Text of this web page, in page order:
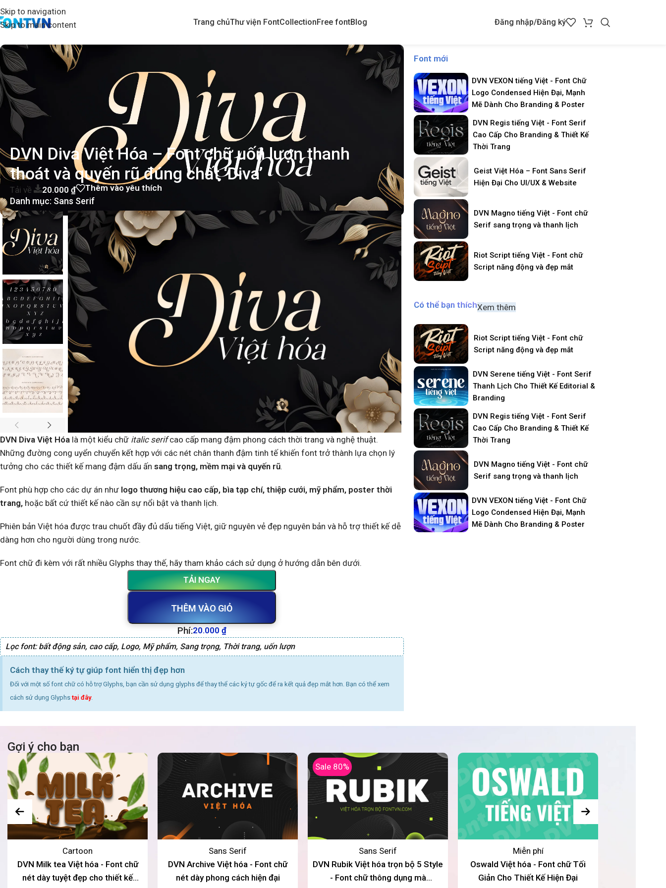
Skip to navigation
Skip to main content
Trang chủThư viện FontCollectionFree fontBlog Đăng nhập/Đăng ký
DVN Diva Việt Hóa – Font chữ uốn lượn thanh
thoát và quyến rũ đúng chất ‘Diva’
Tải về 20.000 ₫ Thêm vào yêu thích
Danh mục: Sans Serif
DVN Diva Việt Hóa là một kiểu chữ italic serifcao cấp mang đậm phong cách thời trang và nghệ thuật.
Những đường cong uyển chuyển kết hợp với các nét chân thanh đậm tinh tế khiến font trở thành lựa chọn lý
tưởng cho các thiết kế mang đậm dấu ấn sang trọng, mềm mại và quyến rũ.
Font phù hợp cho các dự án như logo thương hiệu cao cấp, bìa tạp chí, thiệp cưới, mỹ phẩm, poster thời
trang, hoặc bất cứ thiết kế nào cần sự nổi bật và thanh lịch.
Phiên bản Việt hóa được trau chuốt đầy đủ dấu tiếng Việt, giữ nguyên vẻ đẹp nguyên bản và hỗ trợ thiết kế dễ
dàng hơn cho người dùng trong nước.
Font chữ đi kèm với rất nhiều Glyphs thay thế, hãy tham khảo cách sử dụng ở hướng dẫn bên dưới.
THÊM VÀO GIỎ
TẢI NGAY
Phí:20.000 ₫
Lọc font: bất động sản, cao cấp, Logo, Mỹ phẩm, Sang trọng, Thời trang, uốn lượn
Cách thay thế ký tự giúp font hiển thị đẹp hơn
Đối với một số font chữ có hỗ trợ Glyphs, bạn cần sử dụng glyphs để thay thể các ký tự gốc để ra kết quả đẹp mắt hơn. Bạn có thể xem
cách sử dụng Glyphs tại đây.
Font mới
DVN VEXON tiếng Việt - Font Chữ
Logo Condensed Hiện Đại, Mạnh
Mẽ Dành Cho Branding & Poster
DVN Regis tiếng Việt - Font Serif
Cao Cấp Cho Branding & Thiết Kế
Thời Trang
Geist Việt Hóa – Font Sans Serif
Hiện Đại Cho UI/UX & Website
DVN Magno tiếng Việt - Font chữ
Serif sang trọng và thanh lịch
Riot Script tiếng Việt - Font chữ
Script năng động và đẹp mắt
Có thể bạn thíchXem thêm
Riot Script tiếng Việt - Font chữ
Script năng động và đẹp mắt
DVN Serene tiếng Việt - Font Serif
Thanh Lịch Cho Thiết Kế Editorial &
Branding
DVN Regis tiếng Việt - Font Serif
Cao Cấp Cho Branding & Thiết Kế
Thời Trang
DVN Magno tiếng Việt - Font chữ
Serif sang trọng và thanh lịch
DVN VEXON tiếng Việt - Font Chữ
Logo Condensed Hiện Đại, Mạnh
Mẽ Dành Cho Branding & Poster
Gợi ý cho bạn
Cartoon
DVN Milk tea Việt hóa - Font chữ
nét dày tuyệt đẹp cho thiết kế
Sans Serif
DVN Archive Việt hóa - Font chữ
nét dày phong cách hiện đại
Sale 80%
Sans Serif
DVN Rubik Việt hóa trọn bộ 5 Style
- Font chữ thông dụng mà
Miễn phí
Oswald Việt hóa - Font chữ Tối
Giản Cho Thiết Kế Hiện Đại